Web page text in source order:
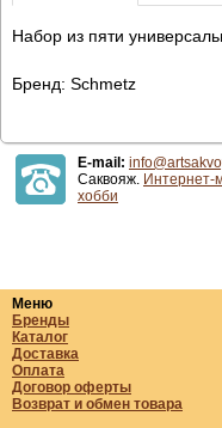
Набор из пяти
Бренд: Schmetz
E-mail:
Саквояж. Интернет-
хобби
Меню
Бренды
Каталог
Доставка
Оплата
Договор оферты
Возврат и обмен товара